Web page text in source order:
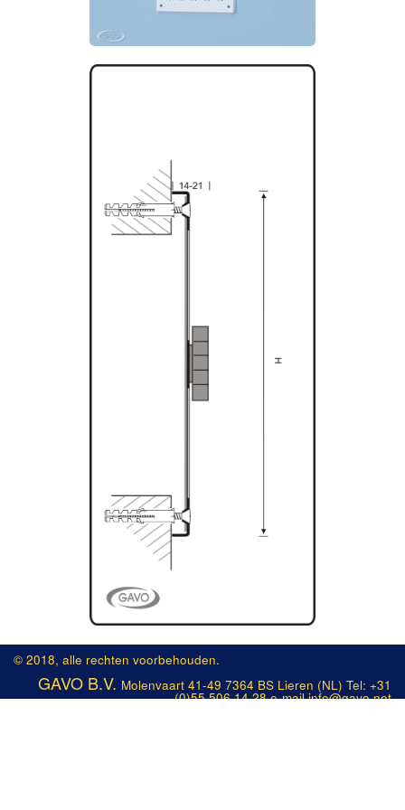
© 2018, alle rechten voorbehouden.
GAVO B.V. Molenvaart 41-49 7364 BS Lieren (NL) Tel: +31
(0)55 506 14 28 e-mail info@gavo.net